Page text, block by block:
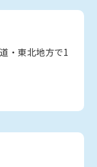
・東北地方で1